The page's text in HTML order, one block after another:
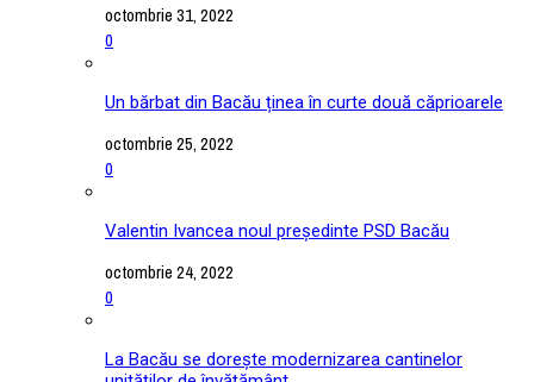
octombrie 31, 2022
0
Un bărbat din Bacău ținea în curte două căprioarele
octombrie 25, 2022
0
Valentin Ivancea noul președinte PSD Bacău
octombrie 24, 2022
0
La Bacău se dorește modernizarea cantinelor